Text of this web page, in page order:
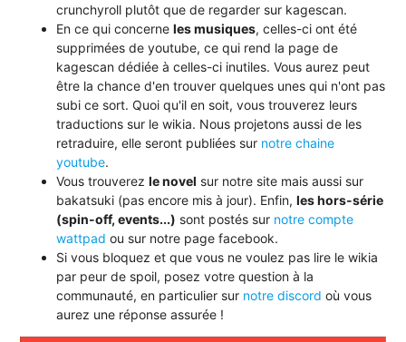
crunchyroll plutôt que de regarder sur kagescan.
En ce qui concerneles musiques, celles-ci ont été
supprimées de youtube, ce qui rend la page de
kagescan dédiée à celles-ci inutiles. Vous aurez peut
être la chance d'en trouver quelques unes qui n'ont pas
subi ce sort. Quoi qu'il en soit, vous trouverez leurs
traductions sur le wikia. Nous projetons aussi de les
retraduire, elle seront publiées sur notre chaine
youtube.
Vous trouverezle novel sur notre site mais aussi sur
bakatsuki (pas encore mis à jour). Enfin,les hors-série
(spin-off, events...) sont postés sur notre compte
wattpad ou sur notre page facebook.
Si vous bloquez et que vous ne voulez pas lire le wikia
par peur de spoil, posez votre question à la
communauté, en particulier sur notre discord où vous
aurez une réponse assurée !